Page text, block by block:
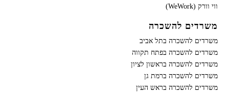
ווי וורק (WeWork)
משרדים להשכרה
משרדים להשכרה בתל אביב
משרדים להשכרה בפתח תקווה
משרדים להשכרה בראשון לציון
משרדים להשכרה ברמת גן
משרדים להשכרה בראש העין